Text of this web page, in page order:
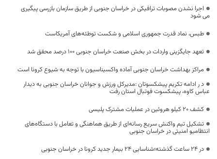
اجرا نشدن مصوبات ترافیکی در خراسان جنوبی از طریق سازمان بازرسی پیگیری
می شود
طبس، نماد قدرت جمهوری اسلامی و شکست توطئه‌های آمریکاست
تعهد جایگزینی واردات در بخش صنعت خراسان جنوبی ۱۰۰ درصد محقق شد
مراکز بهداشت خراسان جنوبی آماده واکسیناسیون با توجه به شیوع کرونا است
د ر ادامه تکریم پیشکسوتان :مدیرکل ورزش و جوانان خراسان جنوبی به دیدار
عباس کاوه، پیشکسوت فوتبال استان رفت
کشف 20 کیلو هروئین در عملیات مشترک پلیسی
تشکیل تیم واکنش سریع رسانه‌ای از طریق هماهنگی و تعامل با دستگاه‌های
انتظامیو امنیتی در خراسان جنوبی
در 24 ساعت گذشته؛شناسایی 24 بیمار جدید کرونا در خراسان جنوبی